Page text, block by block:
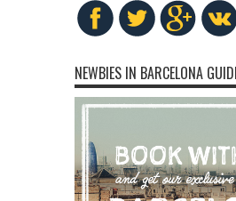
NEWBIES IN BARCELONA